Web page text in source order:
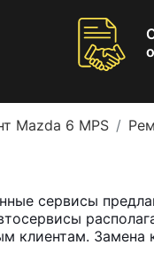
Mazda 6 MPS
сервисы
клиентам.